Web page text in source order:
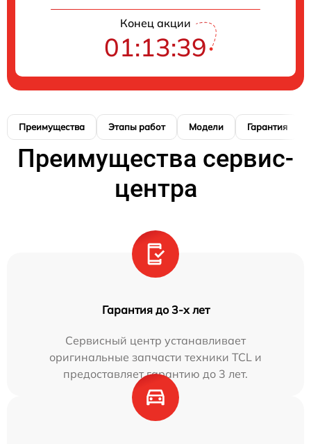
Конец акции
01:13:38
Преимущества Этапы работ Модели Гарантия
Преимущества сервис-
центра
Гарантия до 3-х лет
Сервисный центр устанавливает
оригинальные запчасти техники TCL и
предоставляет гарантию до 3 лет.